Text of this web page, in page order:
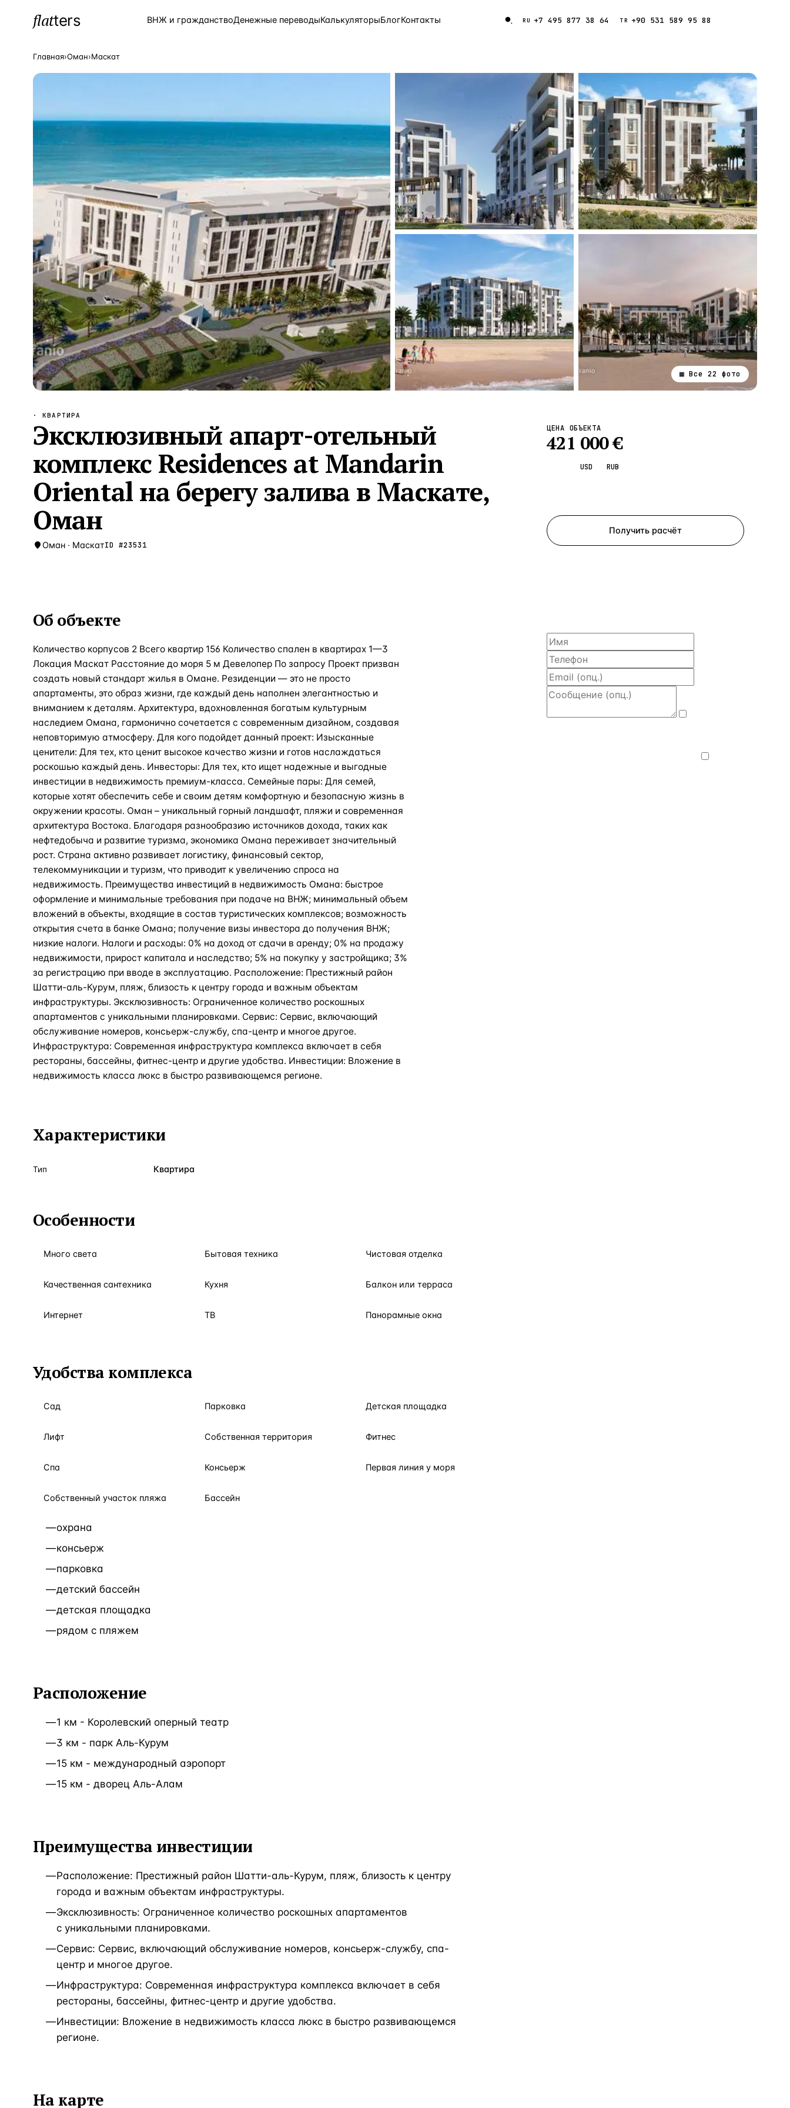
flatters ВНЖ и гражданствоДенежные переводыКалькуляторыБлогКонтакты RU +7 495 877 38 64 TR +90 531 589 95 88
5 430 объектов
Кипр —Страна 3 906 объектов
Таиланд Страна 2 948 объектов
Греция Страна 2 797 объектов
Сочи — Локация Россия · 3 920
Алания —Локация Турция · 2 556
Бангкок —Локация Таиланд · 2 172
Новороссийск —Локация Россия · 2 106
Стамбул —Локация Турция · 2 092
Анталия —Локация Турция · 1 810
Испания Кипр
Таиланд
Греция
Главная›Оман›Маскат
▦ Все 22 фото
· КВАРТИРА
Эксклюзивный апарт-отельный
комплекс Residences at Mandarin
Oriental на берегу залива в Маскате,
Оман
Оман · МаскатID #23531
Об объекте
Количество корпусов 2 Всего квартир 156 Количество спален в квартирах 1—3
Локация Маскат Расстояние до моря 5 м Девелопер По запросу Проект призван
создать новый стандарт жилья в Омане. Резиденции — это не просто
апартаменты, это образ жизни, где каждый день наполнен элегантностью и
вниманием к деталям. Архитектура, вдохновленная богатым культурным
наследием Омана, гармонично сочетается с современным дизайном, создавая
неповторимую атмосферу. Для кого подойдет данный проект: Изысканные
ценители: Для тех, кто ценит высокое качество жизни и готов наслаждаться
роскошью каждый день. Инвесторы: Для тех, кто ищет надежные и выгодные
инвестиции в недвижимость премиум-класса. Семейные пары: Для семей,
которые хотят обеспечить себе и своим детям комфортную и безопасную жизнь в
окружении красоты. Оман – уникальный горный ландшафт, пляжи и современная
архитектура Востока. Благодаря разнообразию источников дохода, таких как
нефтедобыча и развитие туризма, экономика Омана переживает значительный
рост. Страна активно развивает логистику, финансовый сектор,
телекоммуникации и туризм, что приводит к увеличению спроса на
недвижимость. Преимущества инвестиций в недвижимость Омана: быстрое
оформление и минимальные требования при подаче на ВНЖ; минимальный объем
вложений в объекты, входящие в состав туристических комплексов; возможность
открытия счета в банке Омана; получение визы инвестора до получения ВНЖ;
низкие налоги. Налоги и расходы: 0% на доход от сдачи в аренду; 0% на продажу
недвижимости, прирост капитала и наследство; 5% на покупку у застройщика; 3%
за регистрацию при вводе в эксплуатацию. Расположение: Престижный район
Шатти-аль-Курум, пляж, близость к центру города и важным объектам
инфраструктуры. Эксклюзивность: Ограниченное количество роскошных
апартаментов с уникальными планировками. Сервис: Сервис, включающий
обслуживание номеров, консьерж-службу, спа-центр и многое другое.
Инфраструктура: Современная инфраструктура комплекса включает в себя
рестораны, бассейны, фитнес-центр и другие удобства. Инвестиции: Вложение в
недвижимость класса люкс в быстро развивающемся регионе.
Характеристики
Тип Квартира
Особенности
Много света Бытовая техника Чистовая отделка
Качественная сантехника Кухня Балкон или терраса
Интернет ТВ Панорамные окна
Удобства комплекса
Сад Парковка Детская площадка
Лифт Собственная территория Фитнес
Спа Консьерж Первая линия у моря
Собственный участок пляжа Бассейн
охрана
консьерж
парковка
детский бассейн
детская площадка
рядом с пляжем
Расположение
1 км - Королевский оперный театр
3 км - парк Аль-Курум
15 км - международный аэропорт
15 км - дворец Аль-Алам
Преимущества инвестиции
Расположение: Престижный район Шатти-аль-Курум, пляж, близость к центру
города и важным объектам инфраструктуры.
Эксклюзивность: Ограниченное количество роскошных апартаментов
с уникальными планировками.
Сервис: Сервис, включающий обслуживание номеров, консьерж-службу, спа-
центр и многое другое.
Инфраструктура: Современная инфраструктура комплекса включает в себя
рестораны, бассейны, фитнес-центр и другие удобства.
Инвестиции: Вложение в недвижимость класса люкс в быстро развивающемся
регионе.
На карте
ЦЕНА ОБЪЕКТА
421 000€
USD RUB
Получить расчёт